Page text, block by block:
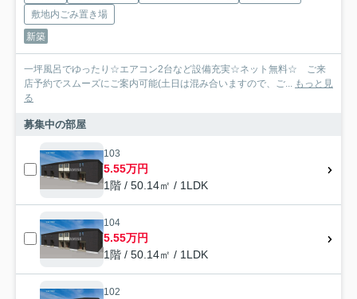
敷地内ごみ置き場
新築
一坪風呂でゆったり☆エアコン2台など設備充実☆ネット無料☆ ご来
店予約でスムーズにご案内可能(土日は混み合いますので、ご...
もっと見
る
募集中の部屋
103
5.55万円
1階 / 50.14㎡ / 1LDK
104
5.55万円
1階 / 50.14㎡ / 1LDK
102